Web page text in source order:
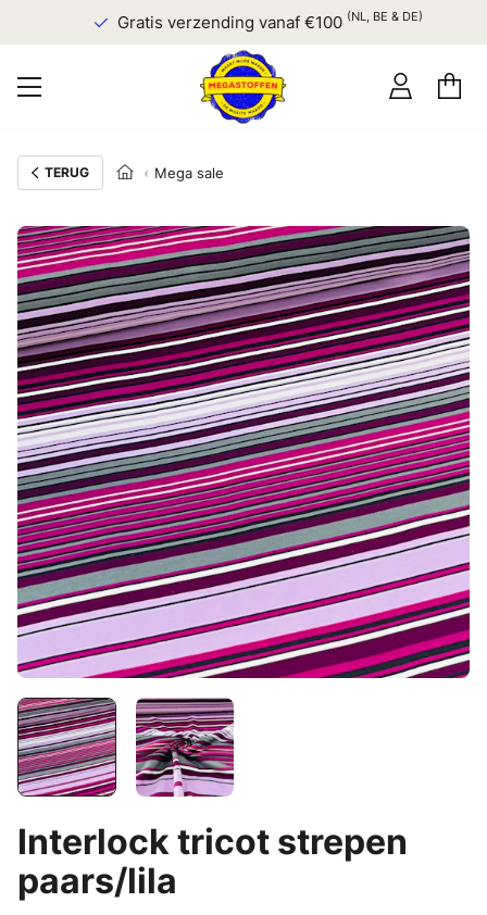
Gratis verzending vanaf €100 (NL, BE & DE)
TERUG Mega sale
Interlock tricot strepen
paars/lila